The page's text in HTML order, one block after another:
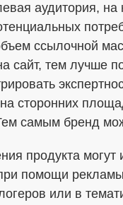
аудитория,
ссылочной
сайт, тем лучше
сторонних
самым бренд
продукта
помощи
или в